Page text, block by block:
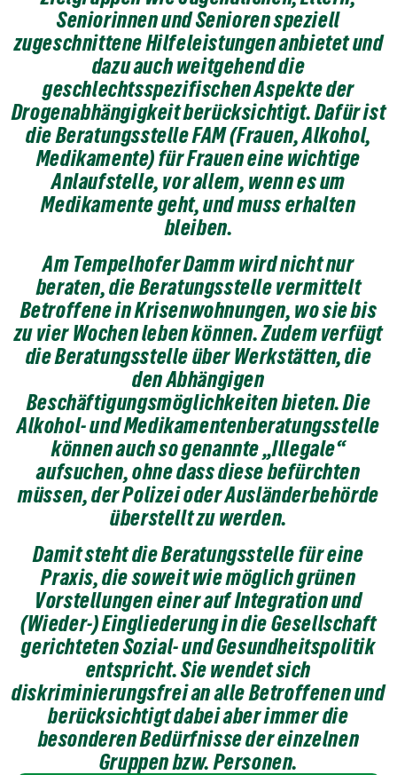
Seniorinnen und Senioren speziell
zugeschnittene Hilfeleistungen anbietet und
dazu auch weitgehend die
geschlechtsspezifischen Aspekte der
Drogenabhängigkeit berücksichtigt. Dafür ist
die Beratungsstelle FAM (Frauen, Alkohol,
Medikamente) für Frauen eine wichtige
Anlaufstelle, vor allem, wenn es um
Medikamente geht, und muss erhalten
bleiben.
Am Tempelhofer Damm wird nicht nur
beraten, die Beratungsstelle vermittelt
Betroffene in Krisenwohnungen, wo sie bis
zu vier Wochen leben können. Zudem verfügt
die Beratungsstelle über Werkstätten, die
den Abhängigen
Beschäftigungsmöglichkeiten bieten. Die
Alkohol- und Medikamentenberatungsstelle
können auch so genannte „Illegale“
aufsuchen, ohne dass diese befürchten
müssen, der Polizei oder Ausländerbehörde
überstellt zu werden.
Damit steht die Beratungsstelle für eine
Praxis, die soweit wie möglich grünen
Vorstellungen einer auf Integration und
(Wieder-) Eingliederung in die Gesellschaft
gerichteten Sozial- und Gesundheitspolitik
entspricht. Sie wendet sich
diskriminierungsfrei an alle Betroffenen und
berücksichtigt dabei aber immer die
besonderen Bedürfnisse der einzelnen
Gruppen bzw. Personen.